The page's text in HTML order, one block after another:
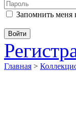
Запомнить меня
Главная >